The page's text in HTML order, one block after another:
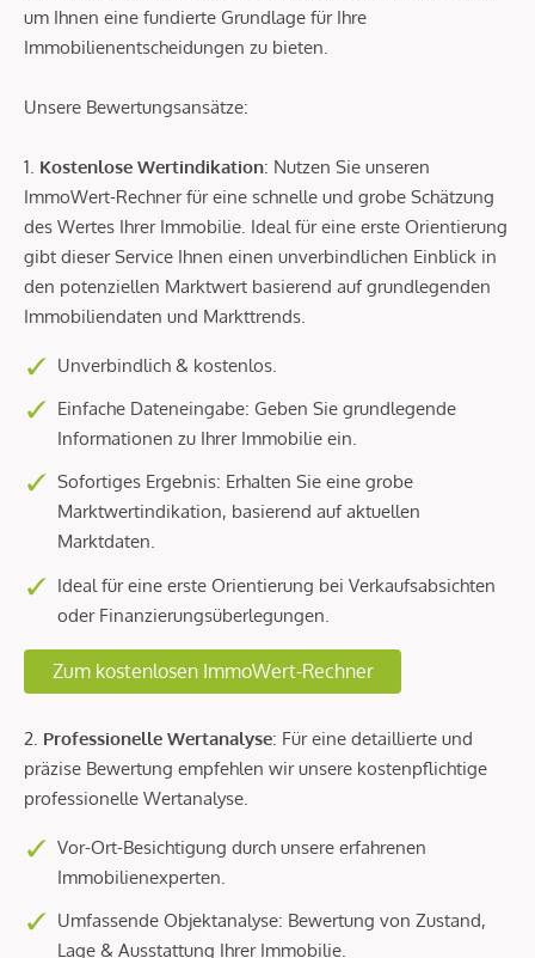
um Ihnen eine fundierte Grundlage für Ihre
Immobilienentscheidungen zu bieten.
Unsere Bewertungsansätze:
1. Kostenlose Wertindikation: Nutzen Sie unseren
ImmoWert-Rechner für eine schnelle und grobe Schätzung
des Wertes Ihrer Immobilie. Ideal für eine erste Orientierung
gibt dieser Service Ihnen einen unverbindlichen Einblick in
den potenziellen Marktwert basierend auf grundlegenden
Immobiliendaten und Markttrends.
Unverbindlich & kostenlos.
Einfache Dateneingabe: Geben Sie grundlegende
Informationen zu Ihrer Immobilie ein.
Sofortiges Ergebnis: Erhalten Sie eine grobe
Marktwertindikation, basierend auf aktuellen
Marktdaten.
Ideal für eine erste Orientierung bei Verkaufsabsichten
oder Finanzierungsüberlegungen.
Zum kostenlosen ImmoWert-Rechner
2. Professionelle Wertanalyse: Für eine detaillierte und
präzise Bewertung empfehlen wir unsere kostenpflichtige
professionelle Wertanalyse.
Vor-Ort-Besichtigung durch unsere erfahrenen
Immobilienexperten.
Umfassende Objektanalyse: Bewertung von Zustand,
Lage & Ausstattung Ihrer Immobilie.